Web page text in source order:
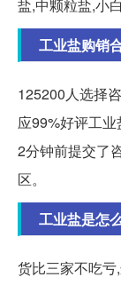
盐,中颗粒盐,小
工业盐购销
125200人选择
应99%好评工
2分钟前提交了
区。
工业盐是怎
货比三家不吃